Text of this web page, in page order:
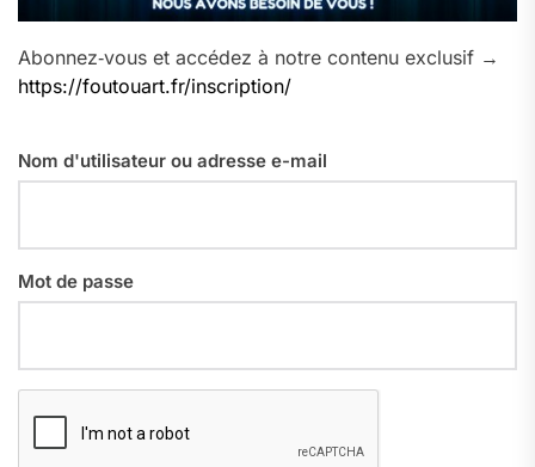
Abonnez‑vous et accédez à notre contenu exclusif →
https://foutouart.fr/inscription/
Nom d'utilisateur ou adresse e-mail
Mot de passe